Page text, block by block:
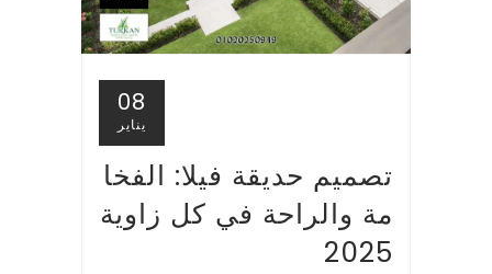
08
يناير
تصميم حديقة فيلا: الفخا
مة والراحة في كل زاوية
2025